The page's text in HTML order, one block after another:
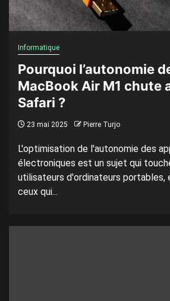
Informatique
Pourquoi l’autonomie
MacBook Air M1 chute
Safari ?
23 mai 2025 Pierre Turjo
L'optimisation de l'autonomie des
électroniques est un sujet qui
utilisateurs d'ordinateurs portables,
ceux qui...